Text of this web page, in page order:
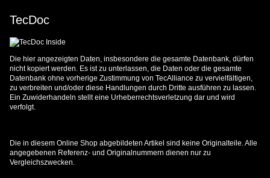
TecDoc
Die hier angezeigten Daten, insbesondere die gesamte Datenbank, dürfen
nicht kopiert werden. Es ist zu unterlassen, die Daten oder die gesamte
Datenbank ohne vorherige Zustimmung von TecAlliance zu vervielfältigen,
zu verbreiten und/oder diese Handlungen durch Dritte ausführen zu lassen.
Ein Zuwiderhandeln stellt eine Urheberrechtsverletzung dar und wird
verfolgt.
Die in diesem Online Shop abgebildeten Artikel sind keine Originalteile. Alle
angegebenen Referenz- und Originalnummern dienen nur zu
Vergleichszwecken.